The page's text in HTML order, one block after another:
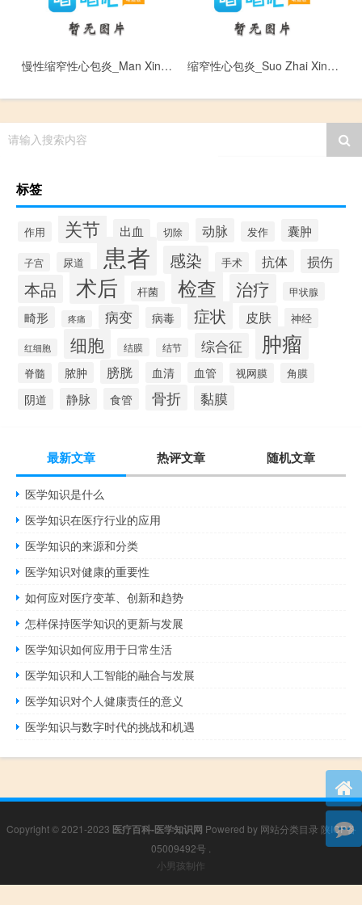
慢性缩窄性心包炎_Man Xing Suo Zhai Xing Xin Bao Yan 缩窄性心包炎_Suo Zhai Xing Xin Bao Yan
请输入搜索内容
标签
作用 关节 出血 切除 动脉 发作 囊肿
子宫 尿道 患者 感染 手术 抗体 损伤
本品 术后 杆菌 检查 治疗 甲状腺
畸形 疼痛 病变 病毒 症状 皮肤 神经
红细胞 细胞 结膜 结节 综合征 肿瘤
脊髓 脓肿 膀胱 血清 血管 视网膜 角膜
阴道 静脉 食管 骨折 黏膜
最新文章 热评文章 随机文章
医学知识是什么
医学知识在医疗行业的应用
医学知识的来源和分类
医学知识对健康的重要性
如何应对医疗变革、创新和趋势
怎样保持医学知识的更新与发展
医学知识如何应用于日常生活
医学知识和人工智能的融合与发展
医学知识对个人健康责任的意义
医学知识与数字时代的挑战和机遇
Copyright © 2021-2023 医疗百科-医学知识网 Powered by 网站分类目录 陕ICP备
05009492号
小男孩制作